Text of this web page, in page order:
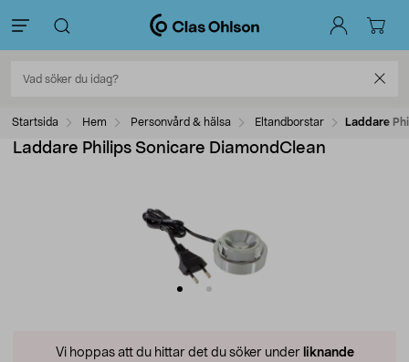
Startsida Hem Personvård & hälsa Eltandborstar Laddare
Laddare Philips Sonicare DiamondClean
Vi hoppas att du hittar det du söker under liknande